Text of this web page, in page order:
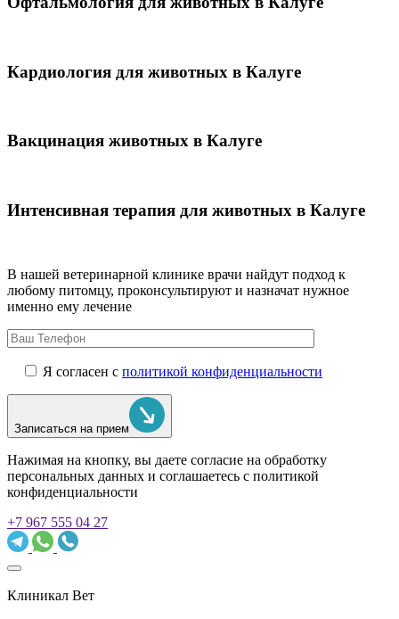
Кардиология для животных в Калуге
Вакцинация животных в Калуге
Интенсивная терапия для животных в Калуге
В нашей ветеринарной клинике врачи найдут подход к
любому питомцу, проконсультируют и назначат нужное
именно ему лечение
Я согласен с политикой конфиденциальности
Записаться на прием
Нажимая на кнопку, вы даете согласие на обработку
персональных данных и соглашаетесь c политикой
конфиденциальности
+7 967 555 04 27
Клиникал Вет